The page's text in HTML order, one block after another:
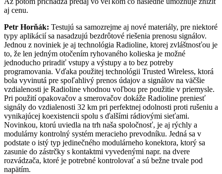
aj cenu.
Petr Horňák: Testujú sa samozrejme aj nové materiály, pre niektoré
typy aplikácií sa nasadzujú bezdrôtové riešenia prenosu signálov.
Jednou z noviniek je aj technológia Radioline, ktorej zvláštnosťou je
to, že len jedným otočením ryhovaného kolieska je možné
jednoducho priradiť vstupy a výstupy a to bez potreby
programovania. Vďaka použitej technológii Trusted Wireless, ktorá
bola vyvinutá pre spoľahlivý prenos údajov a signálov na väčšie
vzdialenosti je Radioline vhodnou voľbou pre použitie v priemysle.
Pri použití opakovačov a smerovačov dokáže Radioline preniesť
signály do vzdialenosti 32 km pri perfektnej odolnosti proti rušeniu a
vynikajúcej koexistencii spolu s ďalšími rádiovými sieťami.
Novinkou, ktorú uviedla na trh naša spoločnosť, je aj rýchly a
modulárny kontrolný systém meracieho prevodníku. Jedná sa v
podstate o istý typ jedinečného modulárneho konektora, ktorý sa
zasunie do zástrčky s kontaktmi vyvedenými napr. na dvere
rozvádzača, ktoré je potrebné kontrolovať a sú bežne trvale pod
napätím.